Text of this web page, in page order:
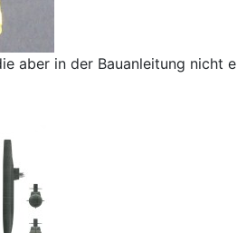
aber in der Bauanleitung nicht